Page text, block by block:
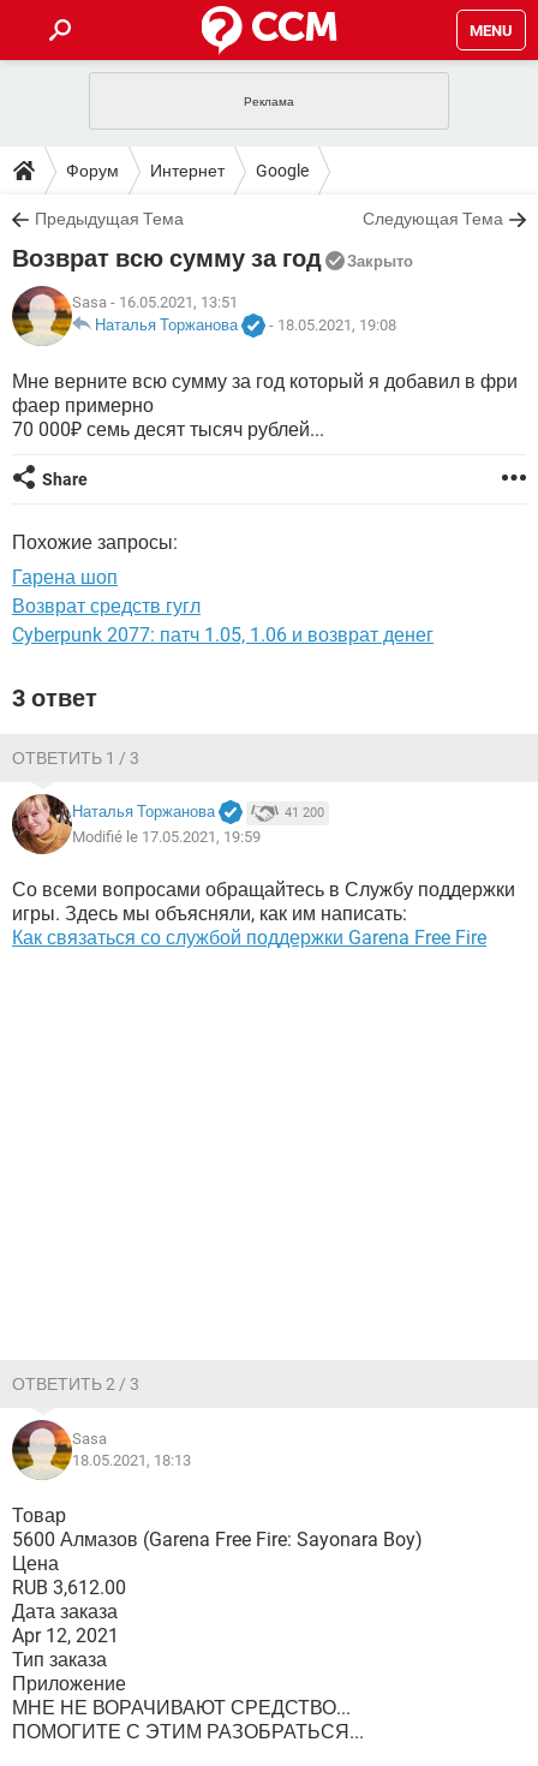
MENU
INSTAGRAM FACEBOOK
ИГРЫ WINDOWS 10
ВКОНТАКТЕ ВИДЕО
GOOGLE
ПОЛЕЗНЫЕ СОВЕТЫ
TIKTOK TELEGRAM
WINDOWS 10 ВКОНТАКТЕ
YANDEX
ЗАГРУЗКИ
TIKTOK TELEGRAM
WHATSAPP
FACEBOOK
WINDOWS 10 ВКОНТАКТЕ
ВИДЕО GOOGLE
YANDEX
ФОРУМ
TIKTOK TELEGRAM
FACEBOOK
ВИДЕО
ЭНЦИКЛОПЕДИЯ
TIKTOK TELEGRAM
WHATSAPP INSTAGRAM
FACEBOOK
ВИДЕО
YANDEX
Форум Интернет Google
Предыдущая Тема Следующая Тема
Возврат всю сумму за год Закрыто
Sasa - 16.05.2021, 13:51
Наталья Торжанова
- 18.05.2021, 19:08
Мне верните всю сумму за год который я добавил в фри
фаер примерно
70 000₽ семь десят тысяч рублей...
Share
Похожие запросы:
Гарена шоп
Возврат средств гугл
Cyberpunk 2077: патч 1.05, 1.06 и возврат денег
3 ответ
ОТВЕТИТЬ 1 / 3
Наталья Торжанова 41 200
Modifié le 17.05.2021, 19:59
Со всеми вопросами обращайтесь в Службу поддержки
игры. Здесь мы объясняли, как им написать:
Как связаться со службой поддержки Garena Free Fire
ОТВЕТИТЬ 2 / 3
Sasa
18.05.2021, 18:13
Товар
5600 Алмазов (Garena Free Fire: Sayonara Boy)
Цена
RUB 3,612.00
Дата заказа
Apr 12, 2021
Тип заказа
Приложение
МНЕ НЕ ВОРАЧИВАЮТ СРЕДСТВО...
ПОМОГИТЕ С ЭТИМ РАЗОБРАТЬСЯ...